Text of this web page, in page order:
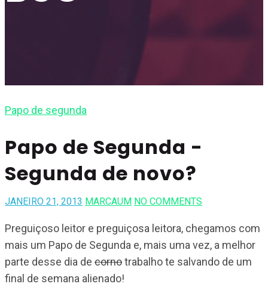
Papo de segunda
Papo de Segunda -
Segunda de novo?
JANEIRO 21, 2013 MARCAUM NO COMMENTS
Preguiçoso leitor e preguiçosa leitora, chegamos com
mais um Papo de Segunda e, mais uma vez, a melhor
parte desse dia de cornotrabalho te salvando de um
final de semana alienado!